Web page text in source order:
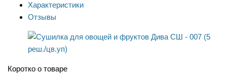
Характеристики
Отзывы
Коротко о товаре